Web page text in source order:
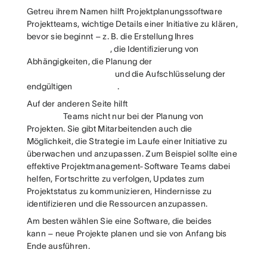
Getreu ihrem Namen hilft Projektplanungssoftware
Projektteams, wichtige Details einer Initiative zu klären,
bevor sie beginnt – z. B. die Erstellung Ihres
, die Identifizierung von
Abhängigkeiten, die Planung der
und die Aufschlüsselung der
endgültigen
.
Auf der anderen Seite hilft
Teams nicht nur bei der Planung von
Projekten. Sie gibt Mitarbeitenden auch die
Möglichkeit, die Strategie im Laufe einer Initiative zu
überwachen und anzupassen. Zum Beispiel sollte eine
effektive Projektmanagement-Software Teams dabei
helfen, Fortschritte zu verfolgen, Updates zum
Projektstatus zu kommunizieren, Hindernisse zu
identifizieren und die Ressourcen anzupassen.
Am besten wählen Sie eine Software, die beides
kann – neue Projekte planen und sie von Anfang bis
Ende ausführen.